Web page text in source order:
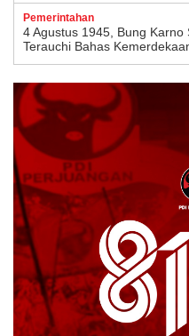
Pemerintahan
4 Agustus 1945, Bung
Terauchi Bahas